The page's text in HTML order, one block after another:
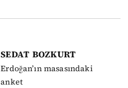
SEDAT BOZKURT
Erdoğan’ın masasındaki
anket